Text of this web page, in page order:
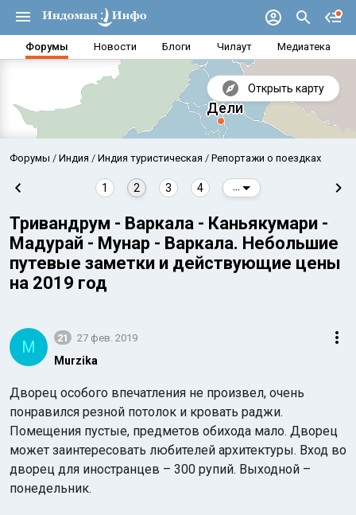
Форумы Новости Блоги Чилаут Медиатека
Открыть карту
Аравийское море
Форумы Индия Индия туристическая Репортажи о поездках
1 2 3 4
Тривандрум - Варкала - Каньякумари -
Мадурай - Мунар - Варкала. Небольшие
путевые заметки и действующие цены
на 2019 год
M 21 27 фев. 2019
Murzika
Дворец особого впечатления не произвел, очень
понравился резной потолок и кровать раджи.
Помещения пустые, предметов обихода мало. Дворец
может заинтересовать любителей архитектуры. Вход во
дворец для иностранцев – 300 рупий. Выходной –
понедельник.